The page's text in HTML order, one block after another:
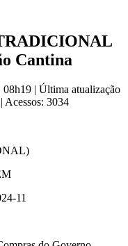
Cantina
08h19 | Última atualização
| Acessos: 3034
11